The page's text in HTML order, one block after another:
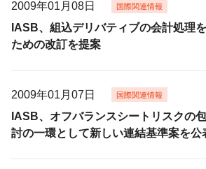
2009年01月08日 国際関連情報
IASB、組込デリバティブの会計処理
ための改訂を提案
2009年01月07日 国際関連情報
IASB、オフバランスシートリスクの
討の一環として新しい連結基準案を公